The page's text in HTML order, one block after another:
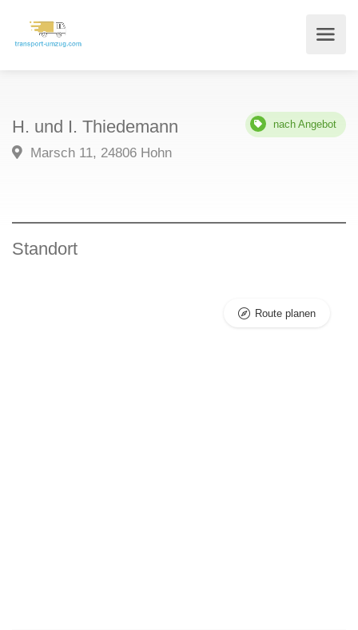
H. und I. Thiedemann nach Angebot
Marsch 11, 24806 Hohn
Standort
Route planen